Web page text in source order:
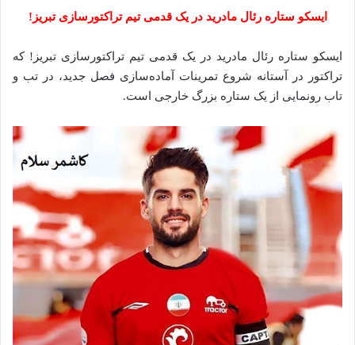
ایسکو ستاره رئال مادرید در یک قدمی تیم تراکتورسازی تبریز!
ایسکو ستاره رئال مادرید در یک قدمی تیم تراکتورسازی تبریز! که
تراکتور در آستانه شروع تمرینات آماده‌سازی فصل جدید، در تب و
تاب رونمایی از یک ستاره بزرگ خارجی است.